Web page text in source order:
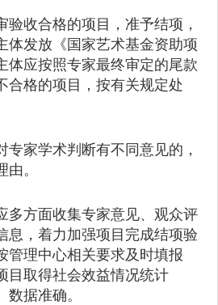
验收合格的项目，准予结项，
体发放《国家艺术基金资助项
体应按照专家最终审定的尾款
合格的项目，按有关规定处
专家学术判断有不同意见的，
。
多方面收集专家意见、观众评
息，着力加强项目完成结项验
管理中心相关要求及时填报
目取得社会效益情况统计
据准确。